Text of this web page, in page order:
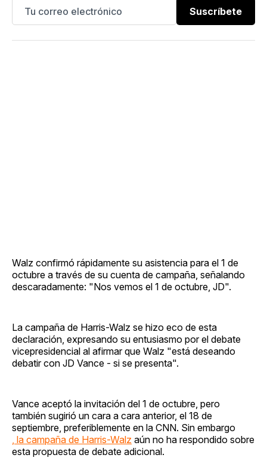
Suscríbete
Walz confirmó rápidamente su asistencia para el 1 de
octubre a través de su cuenta de campaña, señalando
descaradamente: "Nos vemos el 1 de octubre, JD".
La campaña de Harris-Walz se hizo eco de esta
declaración, expresando su entusiasmo por el debate
vicepresidencial al afirmar que Walz "está deseando
debatir con JD Vance - si se presenta".
Vance aceptó la invitación del 1 de octubre, pero
también sugirió un cara a cara anterior, el 18 de
septiembre, preferiblemente en la CNN. Sin embargo
, la campaña de Harris-Walz aún no ha respondido sobre
esta propuesta de debate adicional.